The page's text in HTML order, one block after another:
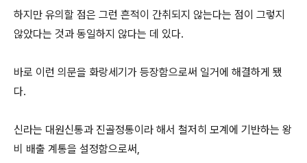
하지만 유의할 점은 그런 흔적이 간취되지 않는다는 점이 그렇지
않았다는 것과 동일하지 않다는 데 있다.
바로 이런 의문을 화랑세기가 등장함으로써 일거에 해결하게 됐
다.
신라는 대원신통과 진골정통이라 해서 철저히 모계에 기반하는 왕
비 배출 계통을 설정함으로써,